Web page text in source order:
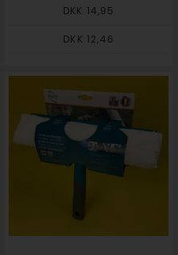
DKK 14,95
DKK 12,46